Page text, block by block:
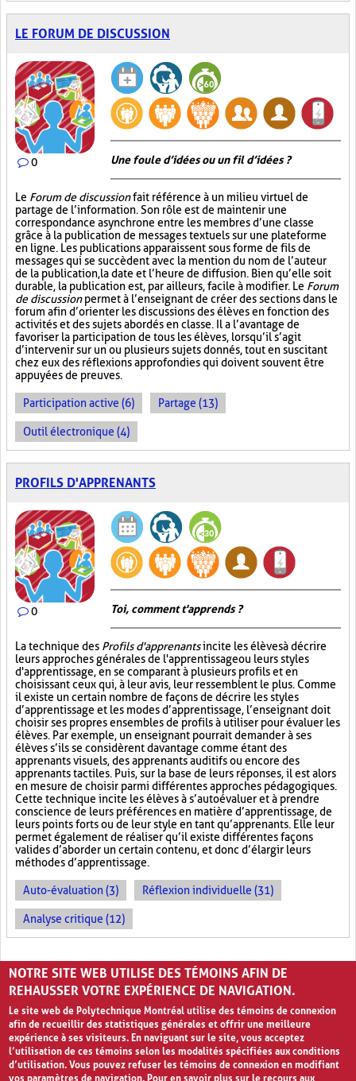
LE FORUM DE DISCUSSION
0 Une foule d’idées ou un fil d’idées ?
Le Forum de discussionfait référence à un milieu virtuel de
partage de l’information. Son rôle est de maintenir une
correspondance asynchrone entre les membres d’une classe
grâce à la publication de messages textuels sur une plateforme
en ligne. Les publications apparaissent sous forme de fils de
messages qui se succèdent avec la mention du nom de l’auteur
de la publication, la date et l’heure de diffusion. Bien qu’elle soit
durable, la publication est, par ailleurs, facile à modifier. Le Forum
de discussionpermet à l’enseignant de créer des sections dans le
forum afin d’orienter les discussions des élèves en fonction des
activités et des sujets abordés en classe. Il a l’avantage de
favoriser la participation de tous les élèves, lorsqu’il s’agit
d’intervenir sur un ou plusieurs sujets donnés, tout en suscitant
chez eux des réflexions approfondies qui doivent souvent être
appuyées de preuves.
Participation active (6) Partage (13)
Outil électronique (4)
PROFILS D'APPRENANTS
0 Toi, comment t'apprends ?
La technique des Profils d'apprenantsincite les élèves à décrire
leurs approches générales de l'apprentissage ou leurs styles
d'apprentissage, en se comparant à plusieurs profils et en
choisissant ceux qui, à leur avis, leur ressemblent le plus. Comme
il existe un certain nombre de façons de décrire les styles
d’apprentissage et les modes d’apprentissage, l’enseignant doit
choisir ses propres ensembles de profils à utiliser pour évaluer les
élèves. Par exemple, un enseignant pourrait demander à ses
élèves s’ils se considèrent davantage comme étant des
apprenants visuels, des apprenants auditifs ou encore des
apprenants tactiles. Puis, sur la base de leurs réponses, il est alors
en mesure de choisir parmi différentes approches pédagogiques.
Cette technique incite les élèves à s’autoévaluer et à prendre
conscience de leurs préférences en matière d’apprentissage, de
leurs points forts ou de leur style en tant qu’apprenants. Elle leur
permet également de réaliser qu’il existe différentes façons
valides d’aborder un certain contenu, et donc d’élargir leurs
méthodes d’apprentissage.
Auto-évaluation (3) Réflexion individuelle (31)
Analyse critique (12)
PAGES
« ‹ 1 2 3
NOTRE SITE WEB UTILISE DES TÉMOINS AFIN DE
REHAUSSER VOTRE EXPÉRIENCE DE NAVIGATION.
Le site web de Polytechnique Montréal utilise des témoins de connexion
afin de recueillir des statistiques générales et offrir une meilleure
expérience à ses visiteurs. En naviguant sur le site, vous acceptez
l’utilisation de ces témoins selon les modalités spécifiées aux conditions
d’utilisation. Vous pouvez refuser les témoins de connexion en modifiant
vos paramètres de navigation. Pour en savoir plus sur le recours aux